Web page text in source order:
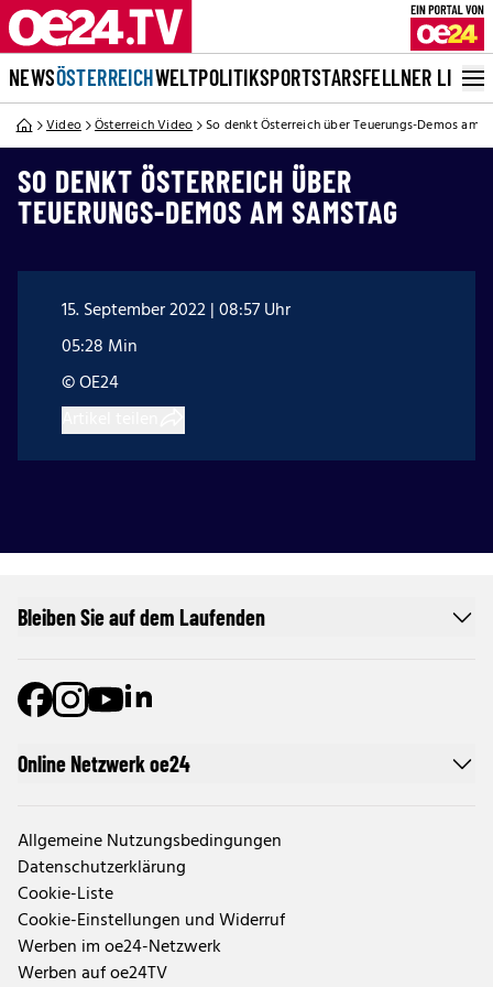
NEWSÖSTERREICHWELTPOLITIKSPORTSTARSFELLNER LIVE
Video Österreich Video So denkt Österreich über Teuerungs-Demos am
SO DENKT ÖSTERREICH ÜBER
TEUERUNGS-DEMOS AM SAMSTAG
15. September 2022 | 08:57 Uhr
05:28 Min
© OE24
Online Netzwerk oe24
Allgemeine Nutzungsbedingungen
Datenschutzerklärung
Cookie-Liste
Cookie-Einstellungen und Widerruf
Werben im oe24-Netzwerk
Werben auf oe24TV
Bleiben Sie auf dem Laufenden